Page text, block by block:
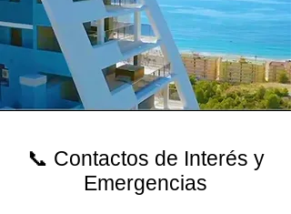
📞 Contactos de Interés y
Emergencias